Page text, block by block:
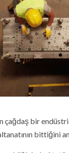
çağdaş bir
bittiğini